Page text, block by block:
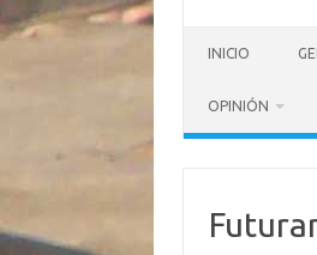
INICIO
OPINIÓN